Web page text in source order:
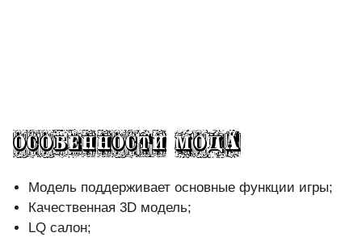
Модель поддерживает основные функции игры;
Качественная 3D модель;
LQ салон;